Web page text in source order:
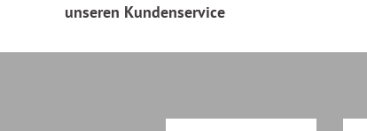
unseren Kundenservice